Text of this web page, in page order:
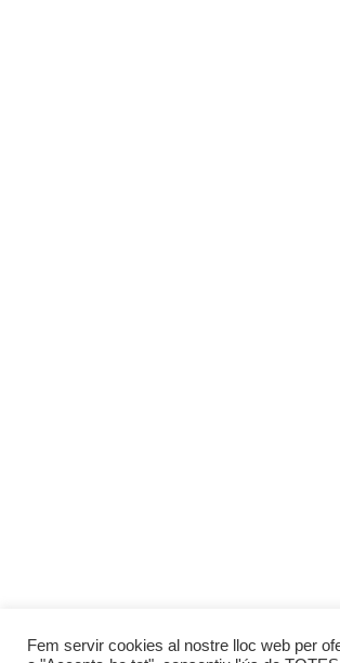
Fem servir cookies al nostre lloc web per